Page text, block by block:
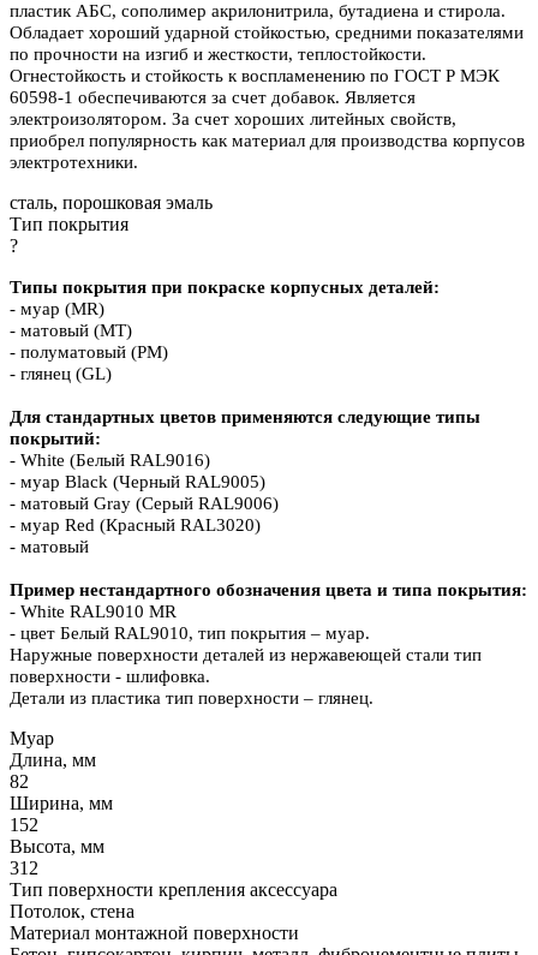
пластик АБС, сополимер акрилонитрила, бутадиена и стирола.
Обладает хороший ударной стойкостью, средними показателями
по прочности на изгиб и жесткости, теплостойкости.
Огнестойкость и стойкость к воспламенению по ГОСТ Р МЭК
60598-1 обеспечиваются за счет добавок. Является
электроизолятором. За счет хороших литейных свойств,
приобрел популярность как материал для производства корпусов
электротехники.
сталь, порошковая эмаль
Тип покрытия
?
Типы покрытия при покраске корпусных деталей:
- муар (MR)
- матовый (MT)
- полуматовый (PM)
- глянец (GL)
Для стандартных цветов применяются следующие типы
покрытий:
- White (Белый RAL9016)
- муар Black (Черный RAL9005)
- матовый Grаy (Серый RAL9006)
- муар Red (Красный RAL3020)
- матовый
Пример нестандартного обозначения цвета и типа покрытия:
- White RAL9010 MR
- цвет Белый RAL9010, тип покрытия – муар.
Наружные поверхности деталей из нержавеющей стали тип
поверхности - шлифовка.
Детали из пластика тип поверхности – глянец.
Муар
Длина, мм
82
Ширина, мм
152
Высота, мм
312
Тип поверхности крепления аксессуара
Потолок, стена
Материал монтажной поверхности